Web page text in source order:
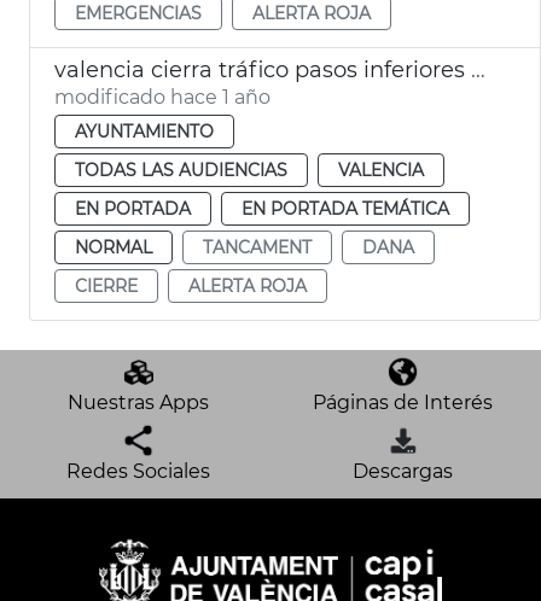
EMERGENCIAS
ALERTA ROJA
valencia cierra tráfico pasos inferiores dana
modificado hace 1 año
AYUNTAMIENTO
TODAS LAS AUDIENCIAS
VALENCIA
EN PORTADA
EN PORTADA TEMÁTICA
NORMAL
TANCAMENT
DANA
CIERRE
ALERTA ROJA
Nuestras Apps Páginas de Interés
Redes Sociales Descargas